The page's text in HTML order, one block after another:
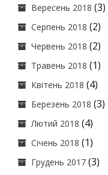
Вересень 2018 (3)
Серпень 2018 (2)
Червень 2018 (2)
Травень 2018 (1)
Квітень 2018 (4)
Березень 2018 (3)
Лютий 2018 (4)
Січень 2018 (1)
Грудень 2017 (3)